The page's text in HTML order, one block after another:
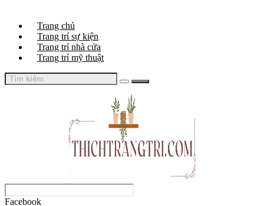
Trang chủ
Trang trí sự kiện
Trang trí nhà cửa
Trang trí mỹ thuật
Facebook